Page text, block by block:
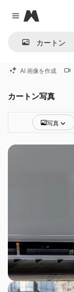
Close menu
Magnific
AI 画像を作成
カートン写真
写真